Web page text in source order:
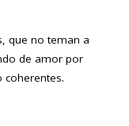
que no teman a
de amor por